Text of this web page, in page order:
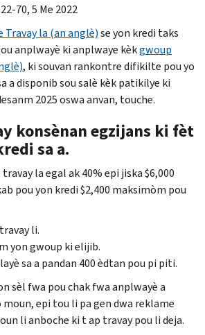
70, 5 Me 2022
la (an anglè)se yon kredi taks
anplwayè ki anplwaye kèkgwoup
, ki souvan rankontre difikilte pou yo
a disponib sou salè kèk patikilye ki
2025 oswa anvan, touche.
konsènan egzijans ki fèt
sa a.
la egal ak 40% epi jiska $6,000
pou yon kredi $2,400 maksimòm pou
li.
yon gwoup ki elijib.
sa a pandan 400 èdtan pou pi piti.
sèl fwa pou chak fwa anplwayè a
epi tou li pa gen dwa reklame
li anboche ki t ap travay pou li deja.